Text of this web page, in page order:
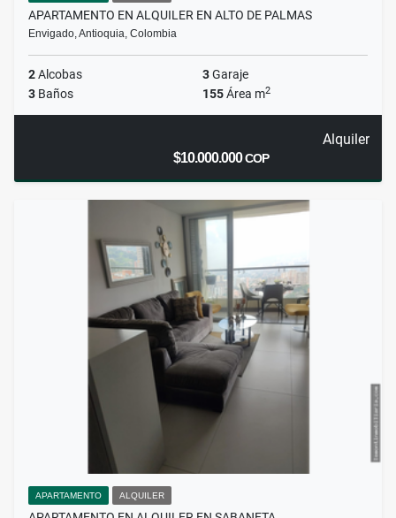
APARTAMENTO EN ALQUILER EN ALTO DE PALMAS
Envigado, Antioquia, Colombia
2Alcobas 3Garaje
3 Baños 155Área m2
Alquiler
$10.000.000COP
APARTAMENTO ALQUILER